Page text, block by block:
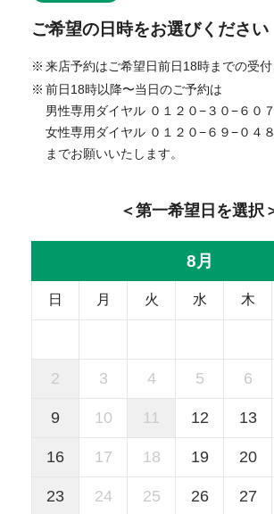
ご希望の日時をお選びください
来店予約はご希望日前日18時までの受付
前日18時以降〜当日のご予約は
男性専用ダイヤル ０１２０−３０−６０７
女性専用ダイヤル ０１２０−６９−０４
までお願いいたします。
＜第一希望日を選択
8月
日 月 火 水 木
2 3 4 5 6
9 10 11 12 13
16 17 18 19 20
23 24 25 26 27